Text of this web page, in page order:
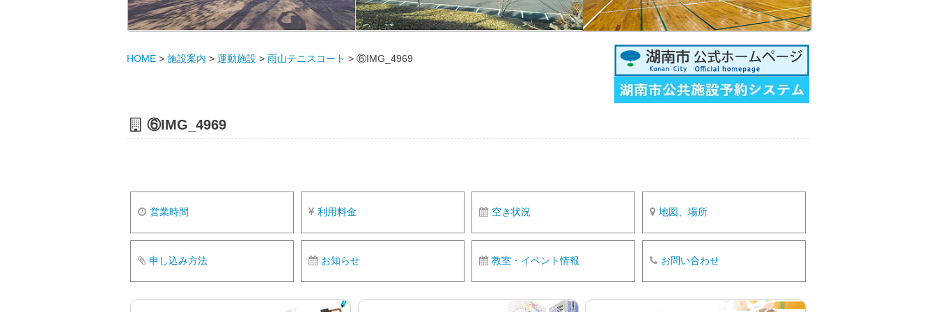
HOME > 施設案内 > 運動施設 > 雨山テニスコート > ⑥IMG_4969
⑥IMG_4969
営業時間 利用料金 空き状況 地図、場所
申し込み方法 お知らせ 教室・イベント情報 お問い合わせ